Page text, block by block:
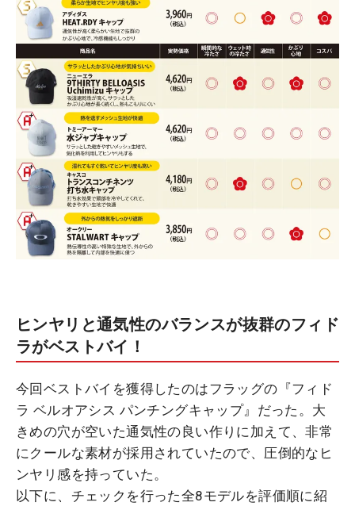
ヒンヤリと通気性のバランスが抜群のフィド
ラがベストバイ！
今回ベストバイを獲得したのはフラッグの『フィド
ラ ベルオアシス パンチングキャップ』だった。大
きめの穴が空いた通気性の良い作りに加えて、非常
にクールな素材が採用されていたので、圧倒的なヒ
ンヤリ感を持っていた。
以下に、チェックを行った全8モデルを評価順に紹